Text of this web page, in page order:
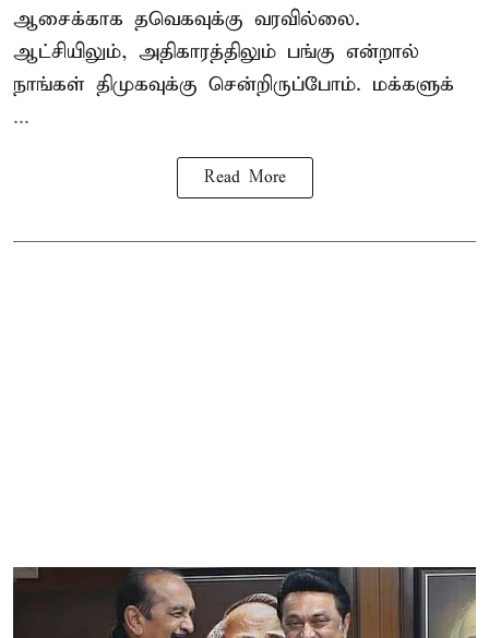
ஆசைக்காக தவெகவுக்கு வரவில்லை.
ஆட்சியிலும், அதிகாரத்திலும் பங்கு என்றால்
நாங்கள் திமுகவுக்கு சென்றிருப்போம். மக்களுக்
...
Read More